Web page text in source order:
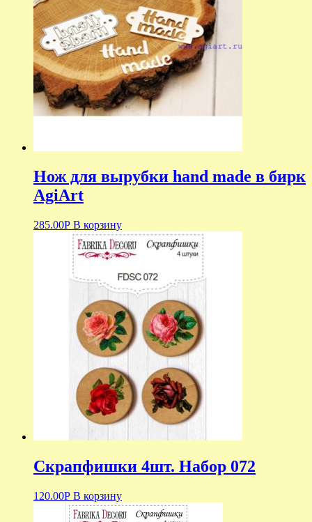
Нож для вырубки hand made в бирк
AgiArt
285.00Р В корзину
Скрапфишки 4шт. Набор 072
120.00Р В корзину